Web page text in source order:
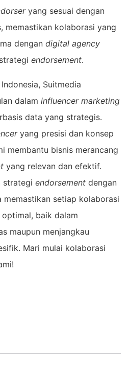
yang sesuai dengan
memastikan kolaborasi yang
dengan digital agency
endorsement.
Suitmedia
dalam influencer marketing
data yang strategis.
yang presisi dan konsep
membantu bisnis merancang
yang relevan dan efektif.
strategi endorsement dengan
memastikan setiap kolaborasi
baik dalam
maupun menjangkau
Mari mulai kolaborasi